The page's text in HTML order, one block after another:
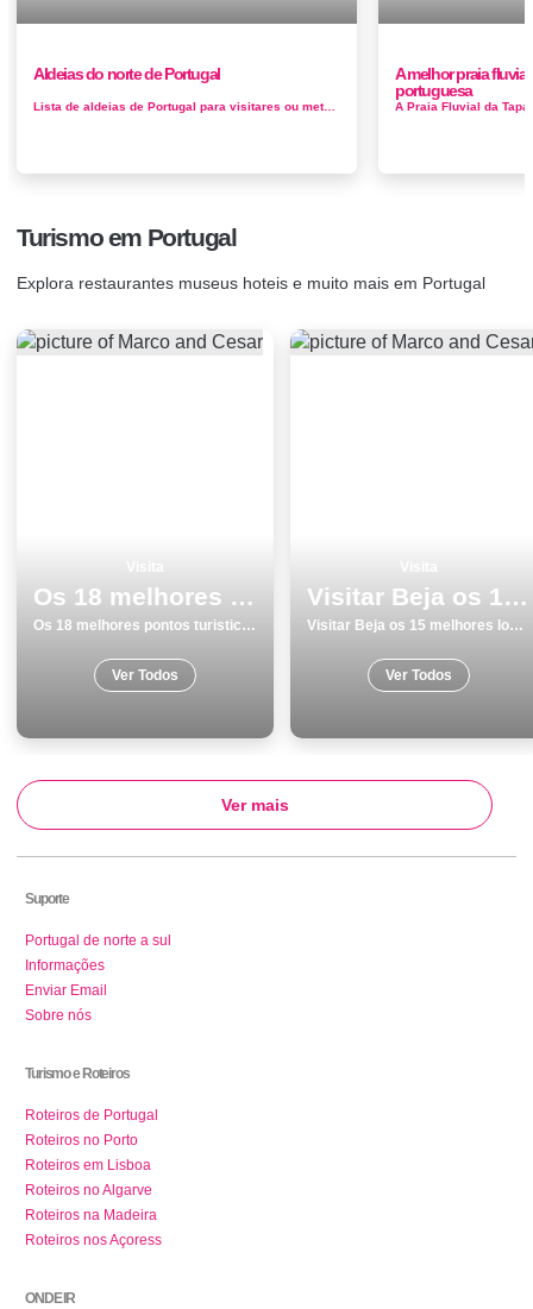
Aldeias do norte de Portugal
Lista de aldeias de Portugal para visitares ou meteres na tua lista Aldeia do Bico Distrito: Viana do Castelo | Concelho:&nb...
A melhor praia
portuguesa
Turismo em Portugal
Explora restaurantes museus hoteis e muito mais em Portugal
Os 18 melhores pontos turisticos para conhecer e visitar em Ilha de SÃ£o Miguel
Os 18 melhores pontos turisticos para conhecer e visitar em Ilha de SÃ£o Miguel
Ver Todos
Visitar Beja os 15 melhores locais para conhecer
Visitar Beja os 15 melhores locais para conhecer
Ver Todos
Ver mais
Suporte
Portugal de norte a sul
Informações
Enviar Email
Sobre nós
Turismo e Roteiros
Roteiros de Portugal
Roteiros no Porto
Roteiros em Lisboa
Roteiros no Algarve
Roteiros na Madeira
Roteiros nos Açoress
ONDE IR